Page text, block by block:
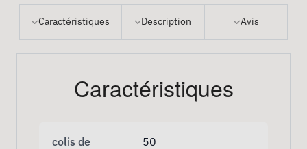
Caractéristiques Description Avis
Caractéristiques
colis de 50